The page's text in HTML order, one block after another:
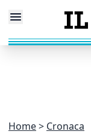
Home Cronaca